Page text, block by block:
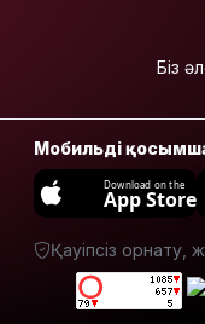
«Самұрық-
Қазынаға»
өтті
АҚШ-тың
қолдауымен
Венесуэлада
билік пен
оппозиция
Біз
Мобильді
Download on the
App Store
Қауіпсіз орнату,